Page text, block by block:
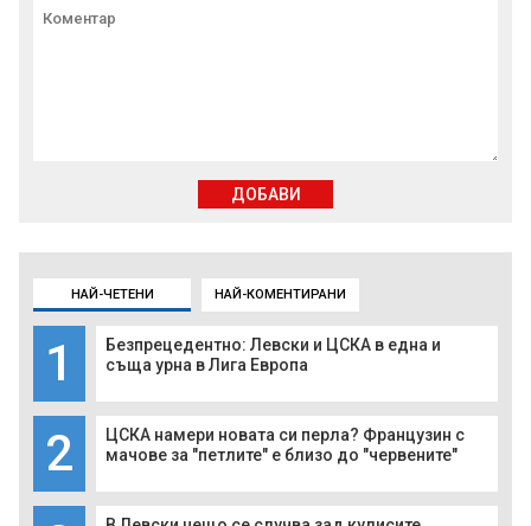
НАЙ-ЧЕТЕНИ НАЙ-КОМЕНТИРАНИ
1
Безпрецедентно: Левски и ЦСКА в една и
съща урна в Лига Европа
2
ЦСКА намери новата си перла? Французин с
мачове за "петлите" е близо до "червените"
ДОБАВИ